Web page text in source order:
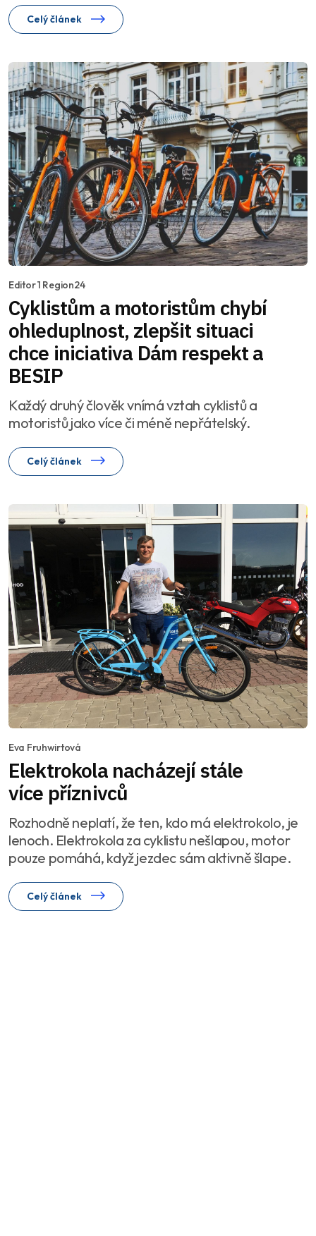
Celý článek
Editor 1 Region24
Cyklistům a motoristům chybí
ohleduplnost, zlepšit situaci
chce iniciativa Dám respekt a
BESIP
Každý druhý člověk vnímá vztah cyklistů a
motoristů jako více či méně nepřátelský.
Celý článek
Eva Fruhwirtová
Elektrokola nacházejí stále
více příznivců
Rozhodně neplatí, že ten, kdo má elektrokolo, je
lenoch. Elektrokola za cyklistu nešlapou, motor
pouze pomáhá, když jezdec sám aktivně šlape.
Celý článek